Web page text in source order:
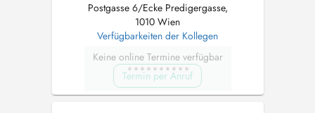
Postgasse 6/Ecke Predigergasse,
1010 Wien
Verfügbarkeiten der Kollegen
Keine online Termine verfügbar
Termin per Anruf